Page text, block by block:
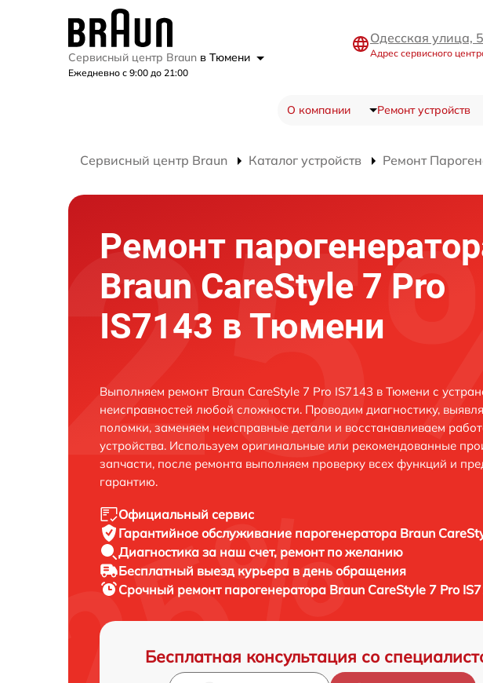
Сервисный центр Braun в Тюмени
Ежедневно с 9:00 до 21:00
Одесская улица,
Адрес сервисного
О компании Ремонт устройств
Сервисный центр Braun Каталог устройств Ремонт
Ремонт
Braun CareStyle 7 Pro
IS7143 в Тюмени
Выполняем ремонт Braun CareStyle 7 Pro IS7143 в Тюмени с
неисправностей любой сложности. Проводим диагностику,
поломки, заменяем неисправные детали и восстанавливаем
устройства. Используем оригинальные или рекомендованные
запчасти, после ремонта выполняем проверку всех функций и
гарантию.
Официальный сервис
Гарантийное обслуживание парогенератора Braun
Диагностика за наш счет, ремонт по желанию
Бесплатный выезд курьера в день обращения
Срочный ремонт парогенератора Braun CareStyle 7 Pro
Бесплатная консультация со